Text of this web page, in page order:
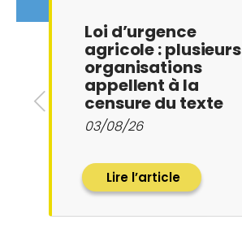
Loi d’urgence
agricole : plusieurs
organisations
appellent à la
censure du texte
03/08/26
Lire l’article